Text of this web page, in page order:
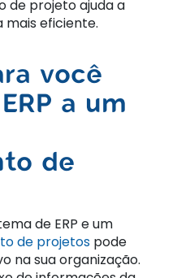
de projeto ajuda a
mais eficiente.
você
a um
de
de ERP e um
de projetos pode
na sua organização.